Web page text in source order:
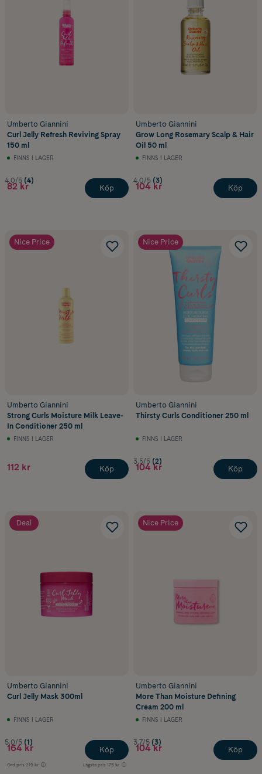
Umberto Giannini
Curl Jelly Refresh Reviving Spray
150 ml
FINNS I LAGER
4.0/5 (4)
82 kr Köp
Umberto Giannini
Grow Long Rosemary Scalp & Hair
Oil 50 ml
FINNS I LAGER
4.0/5 (3)
104 kr Köp
Nice Price
Umberto Giannini
Strong Curls Moisture Milk Leave-
In Conditioner 250 ml
FINNS I LAGER
112 kr Köp
Nice Price
Umberto Giannini
Thirsty Curls Conditioner 250 ml
FINNS I LAGER
3.5/5 (2)
104 kr Köp
Deal
Umberto Giannini
Curl Jelly Mask 300ml
FINNS I LAGER
5.0/5 (1)
164 kr
Ord.pris 219 kr Lägsta pris 175 kr
Köp
Nice Price
Umberto Giannini
More Than Moisture Defining
Cream 200 ml
FINNS I LAGER
3.7/5 (3)
104 kr Köp